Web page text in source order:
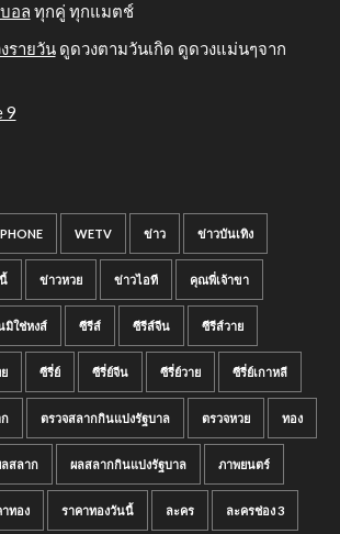
อล ทุกคู่ ทุกแมตช์
รายวันดูดวงตามวันเกิด ดูดวงแม่นๆจาก
9
WETV ข่าว ข่าวบันเทิง
ข่าวหวย ข่าวไอที คุณพี่เจ้าขา
ใช่หงส์ ซีรีส์ ซีรีส์จีน ซีรีส์วาย
ซีรี่ย์ ซีรี่ย์จีน ซีรี่ย์วาย ซีรี่ย์เกาหลี
ตรวจสลากกินแบ่งรัฐบาล ตรวจหวย ทอง
สลาก ผลสลากกินแบ่งรัฐบาล ภาพยนตร์
ทอง ราคาทองวันนี้ ละคร ละครช่อง 3